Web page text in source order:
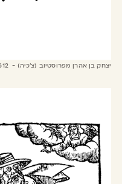
יצחק בן אהרן מפרוסטיוב (צ'כיה) - 1569-1612